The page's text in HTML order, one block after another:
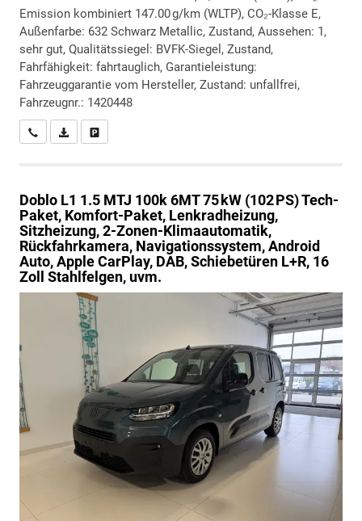
Emission kombiniert 147.00 g/km (WLTP), CO₂-Klasse E,
Außenfarbe: 632 Schwarz Metallic, Zustand, Aussehen: 1,
sehr gut, Qualitätssiegel: BVFK-Siegel, Zustand,
Fahrfähigkeit: fahrtauglich, Garantieleistung:
Fahrzeuggarantie vom Hersteller, Zustand: unfallfrei,
Fahrzeugnr.: 1420448
Wir rufen Sie anPDF-Datei, Fahrzeugexposé drucken
Doblo L1 1.5 MTJ 100k 6MT 75 kW (102 PS) Tech-
Paket, Komfort-Paket, Lenkradheizung,
Sitzheizung, 2-Zonen-Klimaautomatik,
Rückfahrkamera, Navigationssystem, Android
Auto, Apple CarPlay, DAB, Schiebetüren L+R, 16
Zoll Stahlfelgen, uvm.